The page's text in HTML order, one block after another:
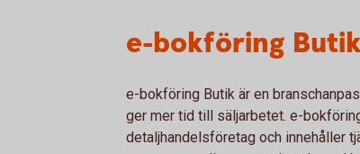
e-bokföring
e-bokföring Butik är en
ger mer tid till säljarbetet. e-
detaljhandelsföretag och innehåller